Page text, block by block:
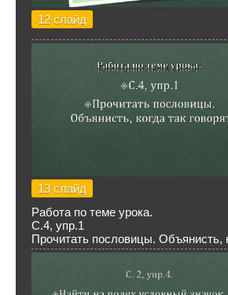
12 слайд
13 слайд
Работа по теме урока.
С.4, упр.1
Прочитать пословицы. Объянисть,